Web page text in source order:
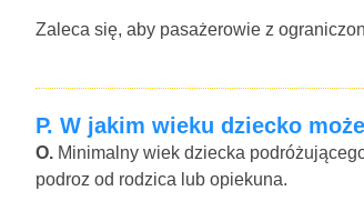
Zaleca się, aby pasażerowie z
P. W jakim wieku dziecko
O. Minimalny wiek dziecka
podroz od rodzica lub opiekuna.